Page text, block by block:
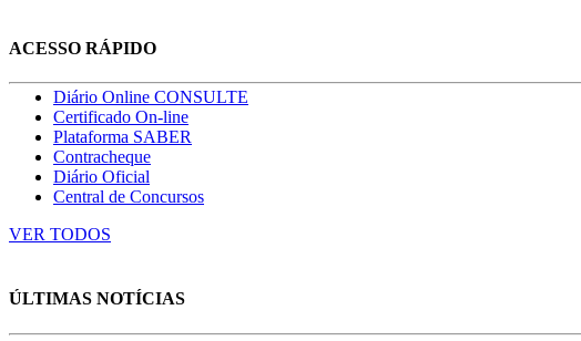
ACESSO RÁPIDO
Diário Online CONSULTE
Certificado On-line
Plataforma SABER
Contracheque
Diário Oficial
Central de Concursos
VER TODOS
ÚLTIMAS NOTÍCIAS